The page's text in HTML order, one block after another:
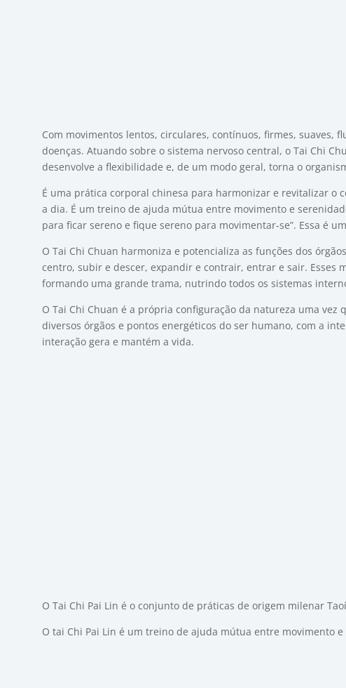
Com movimentos lentos, circulares, contínuos, firmes, suaves,
doenças. Atuando sobre o sistema nervoso central, o Tai Chi
desenvolve a flexibilidade e, de um modo geral, torna o
É uma prática corporal chinesa para harmonizar e revitalizar o
a dia. É um treino de ajuda mútua entre movimento e
para ficar sereno e fique sereno para movimentar-se”. Essa é
O Tai Chi Chuan harmoniza e potencializa as funções dos
centro, subir e descer, expandir e contrair, entrar e sair. Esses
formando uma grande trama, nutrindo todos os sistemas
O Tai Chi Chuan é a própria configuração da natureza uma
diversos órgãos e pontos energéticos do ser humano, com a
interação gera e mantém a vida.
O Tai Chi Pai Lin é o conjunto de práticas de origem milenar
O tai Chi Pai Lin é um treino de ajuda mútua entre movimento